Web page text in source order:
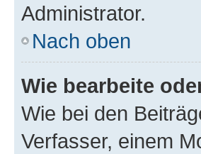
Administrator.
Nach oben
Wie bearbeite
Wie bei den
Verfasser, einem